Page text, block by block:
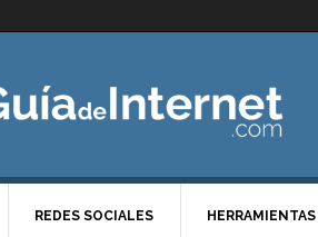
REDES SOCIALES